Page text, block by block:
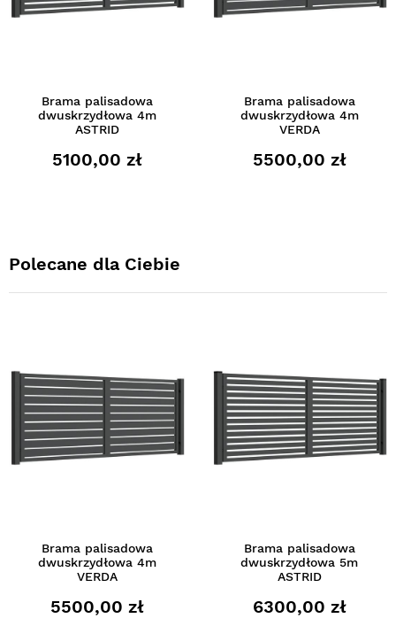
Brama palisadowa
dwuskrzydłowa 4m
ASTRID
5100,00 zł
Brama palisadowa
dwuskrzydłowa 4m
VERDA
5500,00 zł
Polecane dla Ciebie
Brama palisadowa
dwuskrzydłowa 4m
VERDA
5500,00 zł
Brama palisadowa
dwuskrzydłowa 5m
ASTRID
6300,00 zł